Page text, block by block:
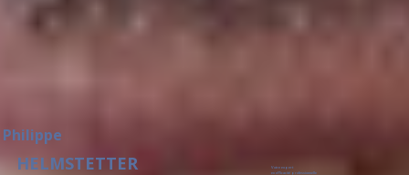
HELMSTETTER
Votre expert
en efficacité professionnelle
Philippe